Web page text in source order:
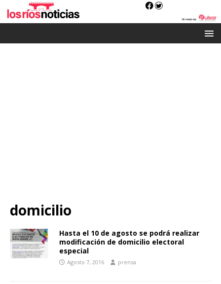
domicilio
Hasta el 10 de agosto se podrá realizar
modificación de domicilio electoral
especial
Agosto 7, 2016 prensa